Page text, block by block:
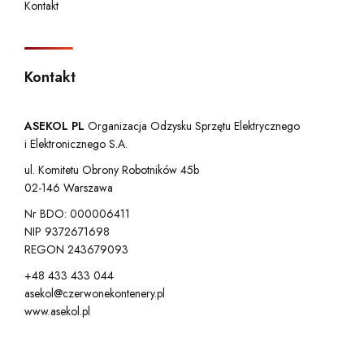
Kontakt
Kontakt
ASEKOL PL Organizacja Odzysku Sprzętu Elektrycznego
i Elektronicznego S.A.
ul. Komitetu Obrony Robotników 45b
02-146 Warszawa
Nr BDO: 000006411
NIP 9372671698
REGON 243679093
+48 433 433 044
asekol@czerwonekontenery.pl
www.asekol.pl